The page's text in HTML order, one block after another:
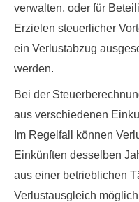
verwalten, oder für
Erzielen steuerlicher
ein Verlustabzug
werden.
Bei der
aus verschiedenen
Im Regelfall können
Einkünften desselben
aus einer betrieblichen
Verlustausgleich